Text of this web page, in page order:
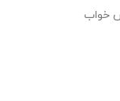
خواب